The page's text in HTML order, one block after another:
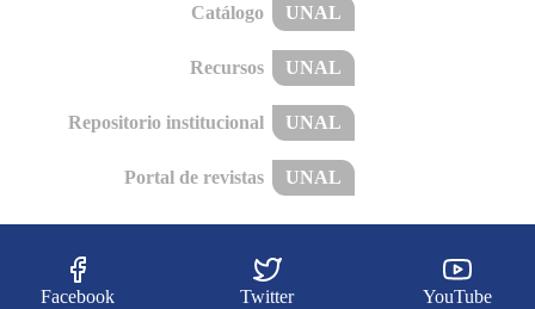
Catálogo UNAL
Recursos UNAL
Repositorio institucional UNAL
Portal de revistas UNAL
Facebook Twitter YouTube